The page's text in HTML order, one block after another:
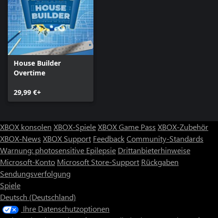
Bankette und geschäftliche Veranstaltungen werden dort
abgehalten.
House Builder
Overtime
29,99 €+
XBOX konsolen XBOX-SpieleXBOX Game Pass XBOX-Zubehör
XBOX-News XBOX Support FeedbackCommunity-Standards
Warnung: photosensitive Epilepsie Drittanbieterhinweise
Microsoft-Konto Microsoft Store-Support Rückgaben
Sendungsverfolgung
Spiele
Deutsch (Deutschland)
Ihre Datenschutzoptionen